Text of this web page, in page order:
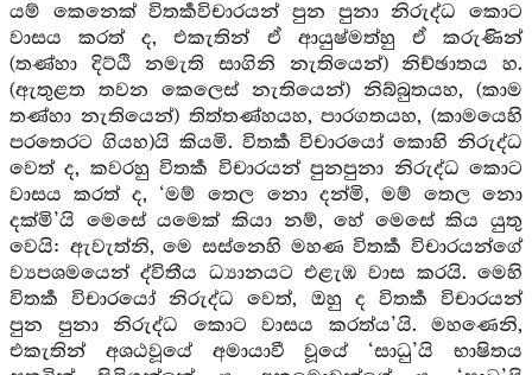
යම් කෙනෙක් විතර්‍කවිචාරයන් පුන පුනා නිරුද්ධ කොට
වාසය කරත් ද, එකැතින් ඒ ආයුෂ්මත්හු ඒ කරුණින්
(තණ්හා දිට්ඨි නමැති සාගිනි නැතියෙන්) නිච්ඡාතය හ.
(ඇතුළත තවන කෙලෙස් නැතියෙන්) නිබ්බුතයහ, (කාම
තණ්හා නැතියෙන්) තිත්තණ්හයහ, පාරගතයහ, (කාමයෙහි
පරතෙරට ගියහ)යි කියමි. විතර්‍ක විචාරයෝ කොහි නිරුද්ධ
වෙත් ද, කවරහු විතර්‍ක විචාරයන් පුනපුනා නිරුද්ධ කොට
වාසය කරත් ද, ‘මම් තෙල නො දන්මි, මම් තෙල නො
දක්මි’යි මෙසේ යමෙක් කියා නම්, හේ මෙසේ කිය යුතු
වෙයි: ඇවැත්නි, මෙ සස්නෙහි මහණ විතර්‍ක විචාරයන්ගේ
ව්‍යපශමයෙන් ද්විතීය ධ්‍යානයට එළැඹ වාස කරයි. මෙහි
විතර්‍ක විචාරයෝ නිරුද්ධ වෙත්, ඔහු ද විතර්‍ක විචාරයන්
පුන පුනා නිරුද්ධ කොට වාසය කරත්ය’යි. මහණෙනි,
එකැතින් අශඨවූයේ අමායාවී වූයේ ‘සාධු’යි භාෂිතය